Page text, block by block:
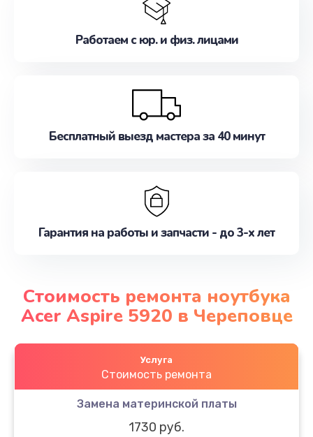
Работаем с юр. и физ. лицами
Бесплатный выезд мастера за 40 минут
Гарантия на работы и запчасти - до 3-х лет
Стоимость ремонта ноутбука
Acer Aspire 5920 в Череповце
Услуга
Стоимость ремонта
Замена материнской платы
1730 руб.